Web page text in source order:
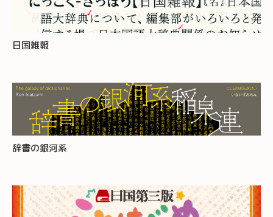
日国雑報
辞書の銀河系